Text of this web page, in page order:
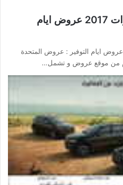
عروض المتحدة للسيارات 2017 عروض ايام
عروض المتحدة للسيارات 2017 عروض ايام التوفير : عروض المتحدة